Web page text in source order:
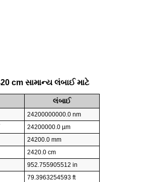
cm સામાન્ય લંબાઈ માટે
લંબાઈ
24200000000.0 nm
24200000.0 µm
24200.0 mm
2420.0 cm
952.755905512 in
79.3963254593 ft